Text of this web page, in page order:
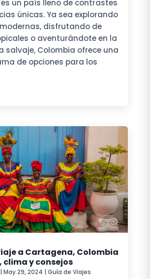
un país lleno de contrastes
únicas. Ya sea explorando
disfrutando de
o aventurándote en la
salvaje, Colombia ofrece una
de opciones para los
a Cartagena, Colombia
clima y consejos
| May 29, 2024 | Guía de Viajes